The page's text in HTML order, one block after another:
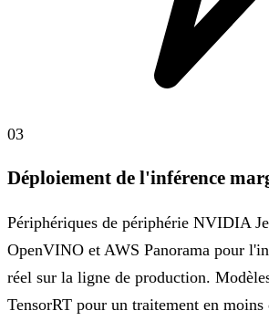
03
Déploiement de l'inférence
Périphériques de périphérie NVIDIA
OpenVINO et AWS Panorama pour
réel sur la ligne de production.
TensorRT pour un traitement en moins